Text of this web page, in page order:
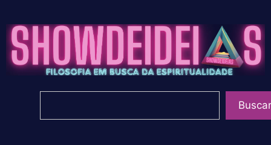
para
conteúdo
Buscar